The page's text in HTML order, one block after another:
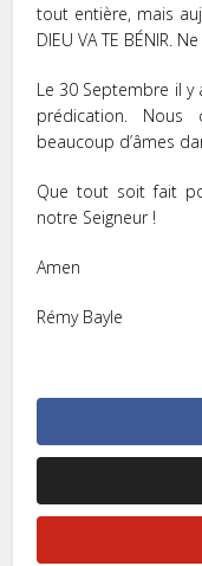
tout entière, mais
DIEU VA TE BÉNIR.
Le 30 Septembre il y
prédication. Nous
beaucoup d’âmes
Que tout soit fait
notre Seigneur !
Amen
Rémy Bayle